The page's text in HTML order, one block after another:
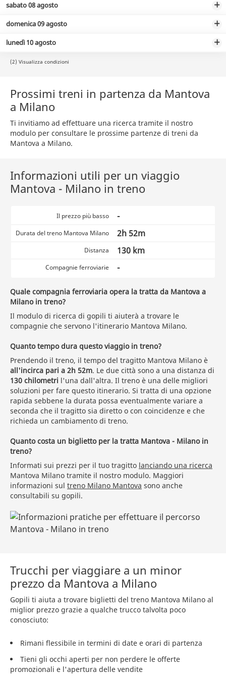
sabato 08 agosto
domenica 09 agosto
lunedì 10 agosto
(2) Visualizza condizioni
Prossimi treni in partenza da Mantova
a Milano
Ti invitiamo ad effettuare una ricerca tramite il nostro
modulo per consultare le prossime partenze di treni da
Mantova a Milano.
Informazioni utili per un viaggio
Mantova - Milano in treno
Il prezzo più basso -
Durata del treno Mantova Milano 2h 52m
Distanza 130 km
Compagnie ferroviarie -
Quale compagnia ferroviaria opera la tratta da Mantova a
Milano in treno?
Il modulo di ricerca di gopili ti aiuterà a trovare le
compagnie che servono l'itinerario Mantova Milano.
Quanto tempo dura questo viaggio in treno?
Prendendo il treno, il tempo del tragitto Mantova Milano è
all'incirca pari a 2h 52m. Le due città sono a una distanza di
130 chilometri l'una dall'altra. Il treno è una delle migliori
soluzioni per fare questo itinerario. Si tratta di una opzione
rapida sebbene la durata possa eventualmente variare a
seconda che il tragitto sia diretto o con coincidenze e che
richieda un cambiamento di treno.
Quanto costa un biglietto per la tratta Mantova - Milano in
treno?
Informati sui prezzi per il tuo tragitto lanciando una ricerca
Mantova Milano tramite il nostro modulo. Maggiori
informazioni sul treno Milano Mantova sono anche
consultabili su gopili.
Trucchi per viaggiare a un minor
prezzo da Mantova a Milano
Gopili ti aiuta a trovare biglietti del treno Mantova Milano al
miglior prezzo grazie a qualche trucco talvolta poco
conosciuto:
Rimani flessibile in termini di date e orari di partenza
Tieni gli occhi aperti per non perdere le offerte
promozionali e l'apertura delle vendite